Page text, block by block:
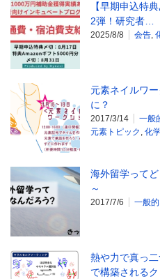
【早期申込特
2弾！研究者…
2025/8/8 会告,
元素ネイルワ
に？
2017/3/14 一般
元素トピック , 化
海外留学って
～
2017/7/6 一般
熱や力で真っ
で構築される